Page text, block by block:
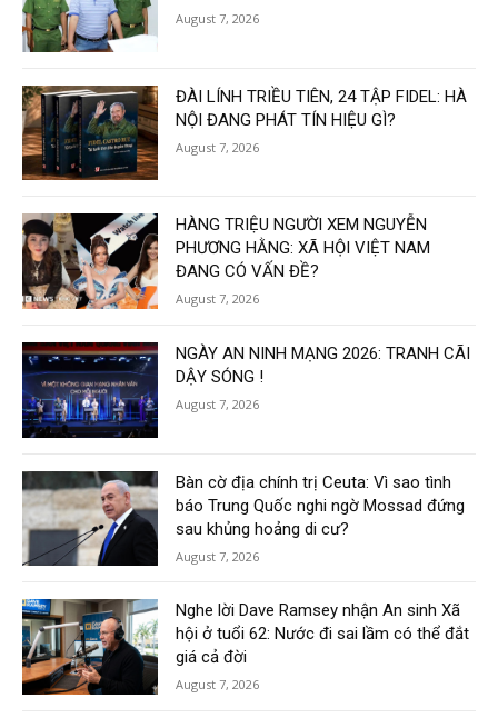
August 7, 2026
ĐÀI LÍNH TRIỀU TIÊN, 24 TẬP FIDEL: HÀ
NỘI ĐANG PHÁT TÍN HIỆU GÌ?
August 7, 2026
HÀNG TRIỆU NGƯỜI XEM NGUYỄN
PHƯƠNG HẰNG: XÃ HỘI VIỆT NAM
ĐANG CÓ VẤN ĐỀ?
August 7, 2026
NGÀY AN NINH MẠNG 2026: TRANH CÃI
DẬY SÓNG !
August 7, 2026
Bàn cờ địa chính trị Ceuta: Vì sao tình
báo Trung Quốc nghi ngờ Mossad đứng
sau khủng hoảng di cư?
August 7, 2026
Nghe lời Dave Ramsey nhận An sinh Xã
hội ở tuổi 62: Nước đi sai lầm có thể đắt
giá cả đời
August 7, 2026